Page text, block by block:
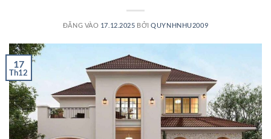
ĐĂNG VÀO 17.12.2025 BỞIQUYNHNHU2009
17
Th12